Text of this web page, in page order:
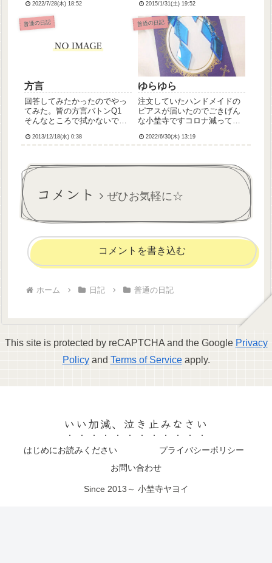
2022/7/28(木) 18:52
言い出したのが、お姉ちゃん
は嬉しい(；ω；)問題なのは天
候と路面状況。昨日降った雪
は今日の日射しでちょっと解
けたみたい。解けるなら完全
2015/1/31(土) 19:52
普通の日記
方言
回答してみたかったのでやっ
てみた。皆の方言バトンQ1
そんなところで拭かないでそ
なんかこの服変な感じがする
浸しといて茶碗うるかしとい
てけでQ4 何持って...
2013/12/18(水) 0:38
普通の日記
ゆらゆら
注文していたハンドメイドの
ピアスが届いたのでごきげん
な小埜寺ですコロナ減ってき
なー2022/6/30(木) 13:19
コメント ぜひお気軽に☆
コメントを書き込む
ホーム 日記 普通の日記
This site is protected by reCAPTCHA and the Google Privacy
Policyand Terms of Serviceapply.
いい加減、泣き止みなさい
はじめにお読みください
プライバシーポリシー
お問い合わせ
Since 2013～ 小埜寺ヤヨイ